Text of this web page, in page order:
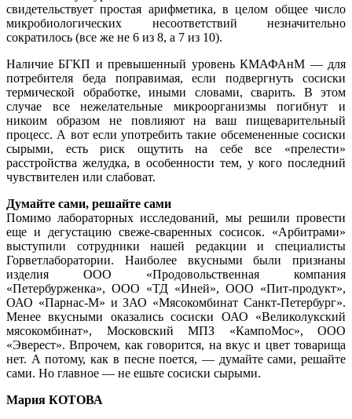
свидетельствует простая арифметика, в целом общее число
микробиологических несоответствий незначительно
сократилось (все же не 6 из 8, а 7 из 10).
Наличие БГКП и превышенный уровень КМАФАнМ — для
потребителя беда поправимая, если подвергнуть сосиски
термической обработке, иными словами, сварить. В этом
случае все нежелательные микроорганизмы погибнут и
никоим образом не повлияют на ваш пищеварительный
процесс. А вот если употребить такие обсемененные сосиски
сырыми, есть риск ощутить на себе все «прелести»
расстройства желудка, в особенности тем, у кого последний
чувствителен или слабоват.
Думайте сами, решайте сами
Помимо лабораторных исследований, мы решили провести
еще и дегустацию свеже-сваренных сосисок. «Арбитрами»
выступили сотрудники нашей редакции и специалисты
Горветлаборатории. Наиболее вкусными были признаны
изделия ООО «Продовольственная компания
«Петербурженка», ООО «ТД «Иней», ООО «Пит-продукт»,
ОАО «Парнас-М» и ЗАО «Мясокомбинат Санкт-Петербург».
Менее вкусными оказались сосиски ОАО «Великолукский
мясокомбинат», Московский МПЗ «КампоМос», ООО
«Эверест». Впрочем, как говорится, на вкус и цвет товарища
нет. А потому, как в песне поется, — думайте сами, решайте
сами. Но главное — не ешьте сосиски сырыми.
Мария КОТОВА